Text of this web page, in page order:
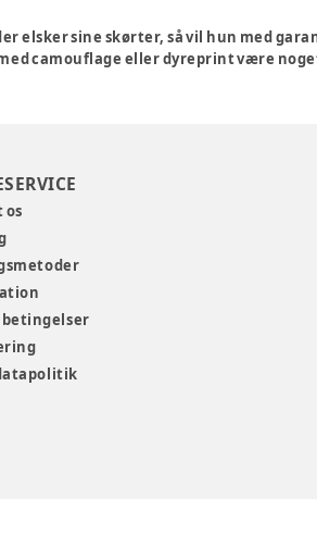
elsker sine skørter, så vil hun med
camouflage eller dyreprint være
os
betingelser